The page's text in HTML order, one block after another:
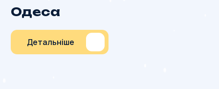
Одеса
Детальніше